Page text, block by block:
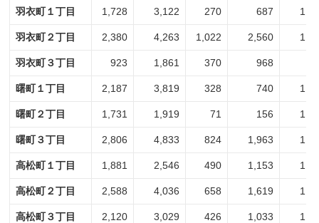
羽衣町１丁目 1,728 3,122 270 687
羽衣町２丁目 2,380 4,263 1,022 2,560
羽衣町３丁目 923 1,861 370 968
曙町１丁目 2,187 3,819 328 740
曙町２丁目 1,731 1,919 71 156
曙町３丁目 2,806 4,833 824 1,963
高松町１丁目 1,881 2,546 490 1,153
高松町２丁目 2,588 4,036 658 1,619
高松町３丁目 2,120 3,029 426 1,033